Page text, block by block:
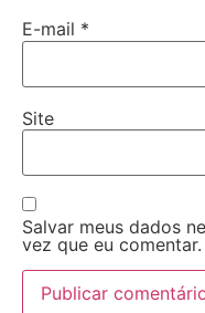
E-mail *
Site
Salvar meus dados
vez que eu comentar.